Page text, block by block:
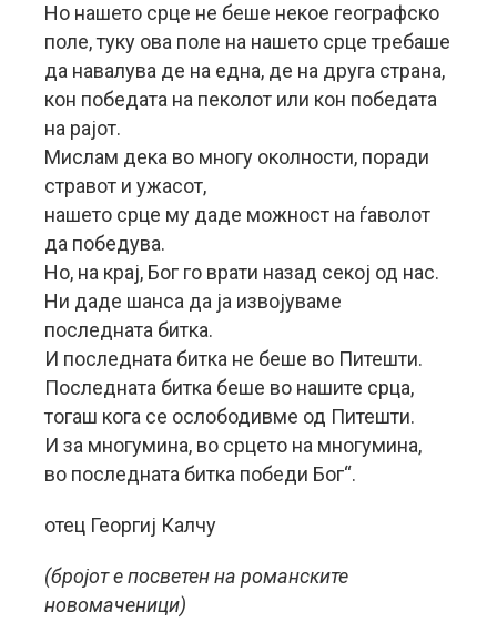
Но нашето срце не беше некое географско
поле, туку ова поле на нашето срце требаше
да навалува де на една, де на друга страна,
кон победата на пеколот или кон победата
на рајот.
Мислам дека во многу околности, поради
стравот и ужасот,
нашето срце му даде можност на ѓаволот
да победува.
Но, на крај, Бог го врати назад секој од нас.
Ни даде шанса да ја извојуваме
последната битка.
И последната битка не беше во Питешти.
Последната битка беше во нашите срца,
тогаш кога се ослободивме од Питешти.
И за многумина, во срцето на многумина,
во последната битка победи Бог“.
отец Георгиј Калчу
(бројот е посветен на романските
новомаченици)